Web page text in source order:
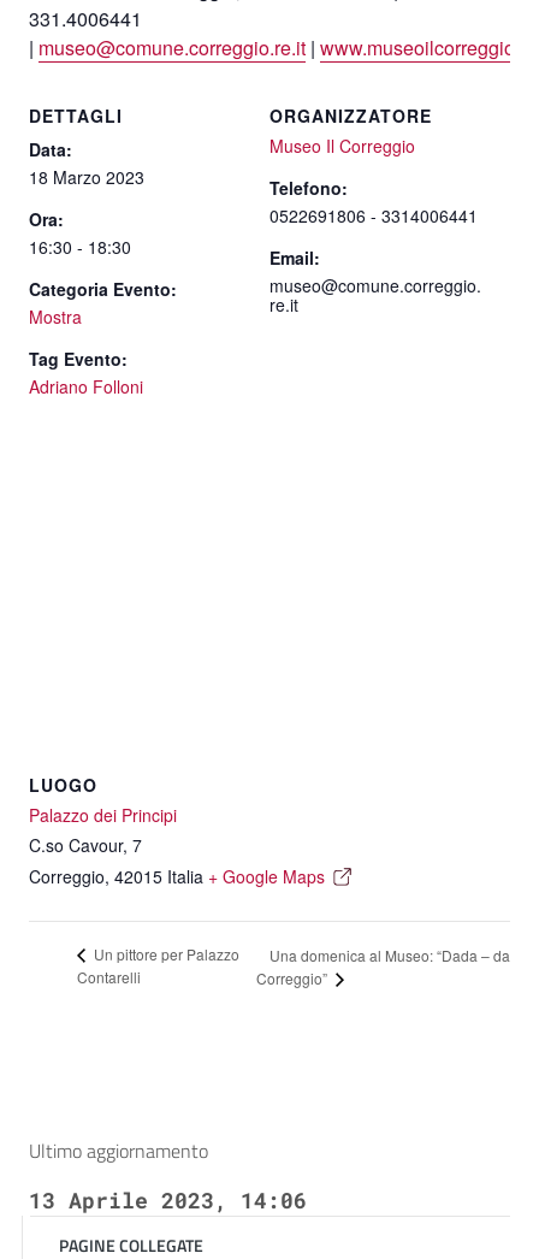
331.4006441
| museo@comune.correggio.re.it |
DETTAGLI
Data:
18 Marzo 2023
Ora:
16:30 - 18:30
Categoria Evento:
Mostra
Tag Evento:
Adriano Folloni
ORGANIZZATORE
Museo Il Correggio
Telefono:
0522691806 - 3314006441
Email:
museo@comune.correggio.
re.it
LUOGO
Palazzo dei Principi
C.so Cavour, 7
Correggio, 42015 Italia + Google Maps
Un pittore per Palazzo
Contarelli
Una domenica al Museo: “Dada – da
Correggio”
Ultimo aggiornamento
13 Aprile 2023, 14:06
PAGINE COLLEGATE